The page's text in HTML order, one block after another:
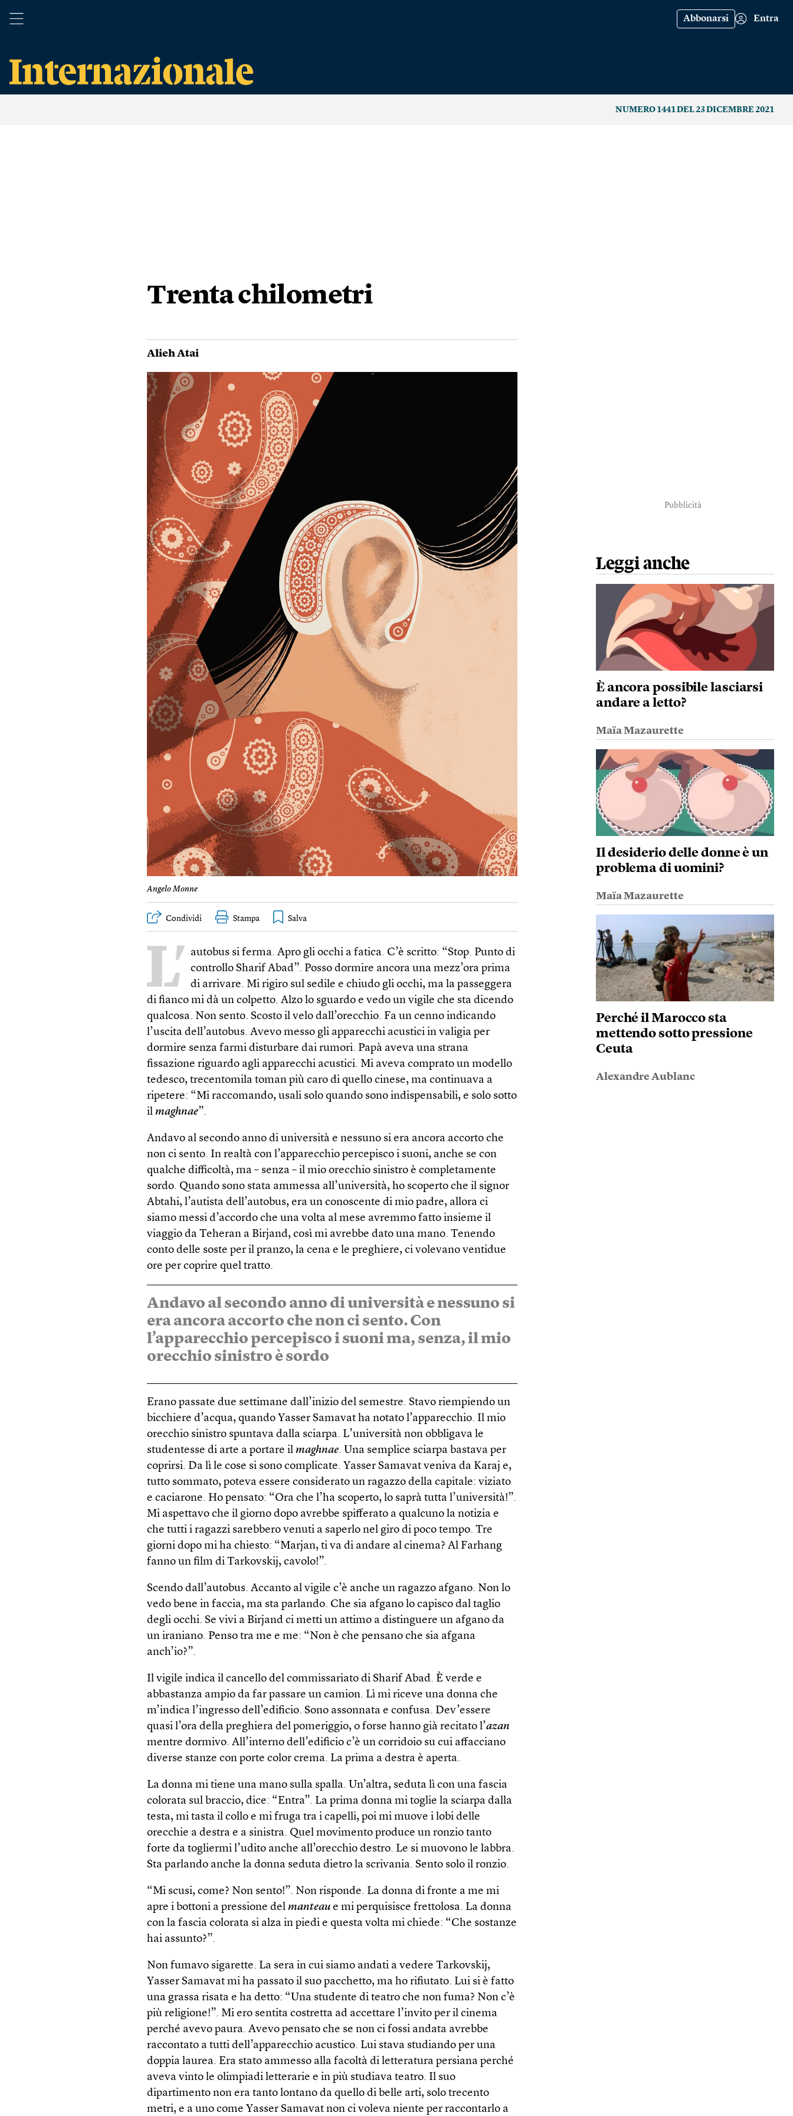
Abbonarsi Entra
NUMERO 1441 DEL 23 DICEMBRE 2021
Trenta chilometri
Alieh Atai
Angelo Monne
Condividi Stampa
L’ autobus si ferma. Apro gli occhi a fatica. C’è scritto: “Stop. Punto di
controllo Sharif Abad”. Posso dormire ancora una mezz’ora prima
di arrivare. Mi rigiro sul sedile e chiudo gli occhi, ma la passeggera
di fianco mi dà un colpetto. Alzo lo sguardo e vedo un vigile che sta dicendo
qualcosa. Non sento. Scosto il velo dall’orecchio. Fa un cenno indicando
l’uscita dell’autobus. Avevo messo gli apparecchi acustici in valigia per
dormire senza farmi disturbare dai rumori. Papà aveva una strana
fissazione riguardo agli apparecchi acustici. Mi aveva comprato un modello
tedesco, trecentomila toman più caro di quello cinese, ma continuava a
ripetere: “Mi raccomando, usali solo quando sono indispensabili, e solo sotto
ilmaghnae”.
Andavo al secondo anno di università e nessuno si era ancora accorto che
non ci sento. In realtà con l’apparecchio percepisco i suoni, anche se con
qualche difficoltà, ma – senza – il mio orecchio sinistro è completamente
sordo. Quando sono stata ammessa all’università, ho scoperto che il signor
Abtahi, l’autista dell’autobus, era un conoscente di mio padre, allora ci
siamo messi d’accordo che una volta al mese avremmo fatto insieme il
viaggio da Teheran a Birjand, così mi avrebbe dato una mano. Tenendo
conto delle soste per il pranzo, la cena e le preghiere, ci volevano ventidue
ore per coprire quel tratto.
Andavo al secondo anno di università e nessuno si
era ancora accorto che non ci sento. Con
l’apparecchio percepisco i suoni ma, senza, il mio
orecchio sinistro è sordo
Erano passate due settimane dall’inizio del semestre. Stavo riempiendo un
bicchiere d’acqua, quando Yasser Samavat ha notato l’apparecchio. Il mio
orecchio sinistro spuntava dalla sciarpa. L’università non obbligava le
studentesse di arte a portare ilmaghnae. Una semplice sciarpa bastava per
coprirsi. Da lì le cose si sono complicate. Yasser Samavat veniva da Karaj e,
tutto sommato, poteva essere considerato un ragazzo della capitale: viziato
e caciarone. Ho pensato: “Ora che l’ha scoperto, lo saprà tutta l’università!”.
Mi aspettavo che il giorno dopo avrebbe spifferato a qualcuno la notizia e
che tutti i ragazzi sarebbero venuti a saperlo nel giro di poco tempo. Tre
giorni dopo mi ha chiesto: “Marjan, ti va di andare al cinema? Al Farhang
fanno un film di Tarkovskij, cavolo!”.
Scendo dall’autobus. Accanto al vigile c’è anche un ragazzo afgano. Non lo
vedo bene in faccia, ma sta parlando. Che sia afgano lo capisco dal taglio
degli occhi. Se vivi a Birjand ci metti un attimo a distinguere un afgano da
un iraniano. Penso tra me e me: “Non è che pensano che sia afgana
anch’io?”.
Il vigile indica il cancello del commissariato di Sharif Abad. È verde e
abbastanza ampio da far passare un camion. Lì mi riceve una donna che
m’indica l’ingresso dell’edificio. Sono assonnata e confusa. Dev’essere
quasi l’ora della preghiera del pomeriggio, o forse hanno già recitato l’azan
mentre dormivo. All’interno dell’edificio c’è un corridoio su cui affacciano
diverse stanze con porte color crema. La prima a destra è aperta.
La donna mi tiene una mano sulla spalla. Un’altra, seduta lì con una fascia
colorata sul braccio, dice: “Entra”. La prima donna mi toglie la sciarpa dalla
testa, mi tasta il collo e mi fruga tra i capelli, poi mi muove i lobi delle
orecchie a destra e a sinistra. Quel movimento produce un ronzio tanto
forte da togliermi l’udito anche all’orecchio destro. Le si muovono le labbra.
Sta parlando anche la donna seduta dietro la scrivania. Sento solo il ronzio.
“Mi scusi, come? Non sento!”. Non risponde. La donna di fronte a me mi
apre i bottoni a pressione delmanteau e mi perquisisce frettolosa. La donna
con la fascia colorata si alza in piedi e questa volta mi chiede: “Che sostanze
hai assunto?”.
Non fumavo sigarette. La sera in cui siamo andati a vedere Tarkovskij,
Yasser Samavat mi ha passato il suo pacchetto, ma ho rifiutato. Lui si è fatto
una grassa risata e ha detto: “Una studente di teatro che non fuma? Non c’è
più religione!”. Mi ero sentita costretta ad accettare l’invito per il cinema
perché avevo paura. Avevo pensato che se non ci fossi andata avrebbe
raccontato a tutti dell’apparecchio acustico. Lui stava studiando per una
doppia laurea. Era stato ammesso alla facoltà di letteratura persiana perché
aveva vinto le olimpiadi letterarie e in più studiava teatro. Il suo
dipartimento non era tanto lontano da quello di belle arti, solo trecento
metri, e a uno come Yasser Samavat non ci voleva niente per raccontarlo a
Pubblicità
Leggi anche
È ancora possibile lasciarsi
andare a letto?
Maïa Mazaurette
Il desiderio delle donne è un
problema di uomini?
Maïa Mazaurette
Perché il Marocco sta
mettendo sotto pressione
Ceuta
Alexandre Aublanc